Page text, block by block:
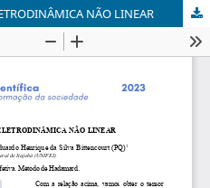
NÃO LINEAR